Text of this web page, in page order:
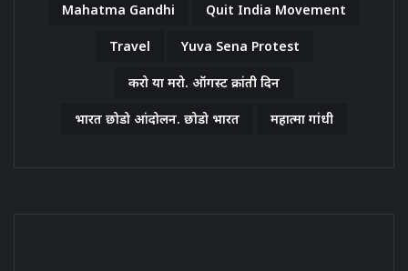
Mahatma Gandhi Quit India Movement
Travel Yuva Sena Protest
करो या मरो. ऑगस्ट क्रांती दिन
भारत छोडो आंदोलन. छोडो भारत महात्मा गांधी